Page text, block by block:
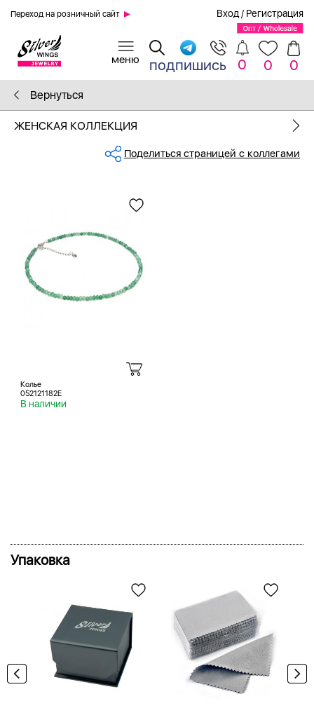
Переход на розничный сайт Вход / Регистрация
подпишись 0 0 0
Вернуться
ЖЕНСКАЯ КОЛЛЕКЦИЯ
Поделиться страницей с коллегами
Колье
052121182E
В наличии
Упаковка